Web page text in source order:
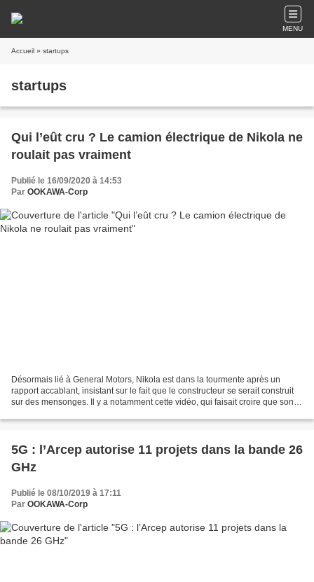
MENU
Accueil » startups
startups
Qui l’eût cru ? Le camion électrique de Nikola ne
roulait pas vraiment
Publié le 16/09/2020 à 14:53
Par OOKAWA-Corp
Désormais lié à General Motors, Nikola est dans la tourmente après un
rapport accablant, insistant sur le fait que le constructeur se serait construit
sur des mensonges. Il y a notamment cette vidéo, qui faisait croire que son
5G : l’Arcep autorise 11 projets dans la bande 26
GHz
Publié le 08/10/2019 à 17:11
Par OOKAWA-Corp